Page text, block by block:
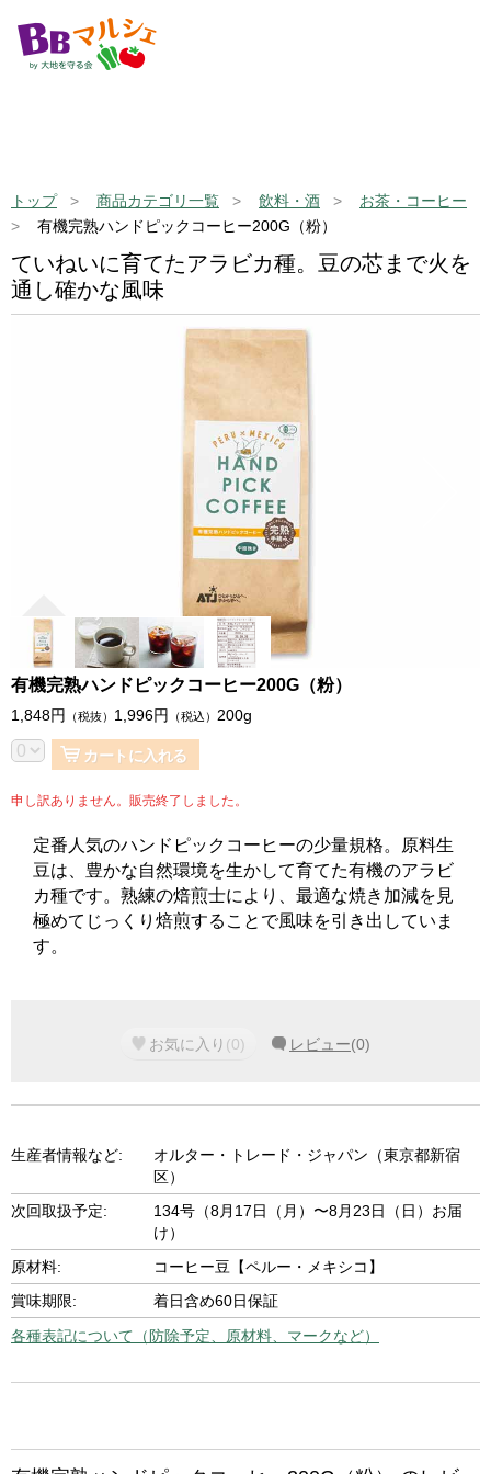
トップ 商品カテゴリ一覧 飲料・酒
お茶・コーヒー
有機完熟ハンドピックコーヒー200G（粉）
ていねいに育てたアラビカ種。豆の芯まで火を
通し確かな風味
有機完熟ハンドピックコーヒー200G（粉）
1,848円 （税抜） 1,996円 （税込） 200g
カートに入れる
申し訳ありません。販売終了しました。
定番人気のハンドピックコーヒーの少量規格。原料生
豆は、豊かな自然環境を生かして育てた有機のアラビ
カ種です。熟練の焙煎士により、最適な焼き加減を見
極めてじっくり焙煎することで風味を引き出していま
す。
お気に入り (0) レビュー(0)
生産者情報など:
オルター・トレード・ジャパン（東京都新宿
区）
次回取扱予定:
134号（8月17日（月）〜8月23日（日）お届
け）
原材料:
コーヒー豆【ペルー・メキシコ】
賞味期限:
着日含め60日保証
各種表記について（防除予定、原材料、マークなど）